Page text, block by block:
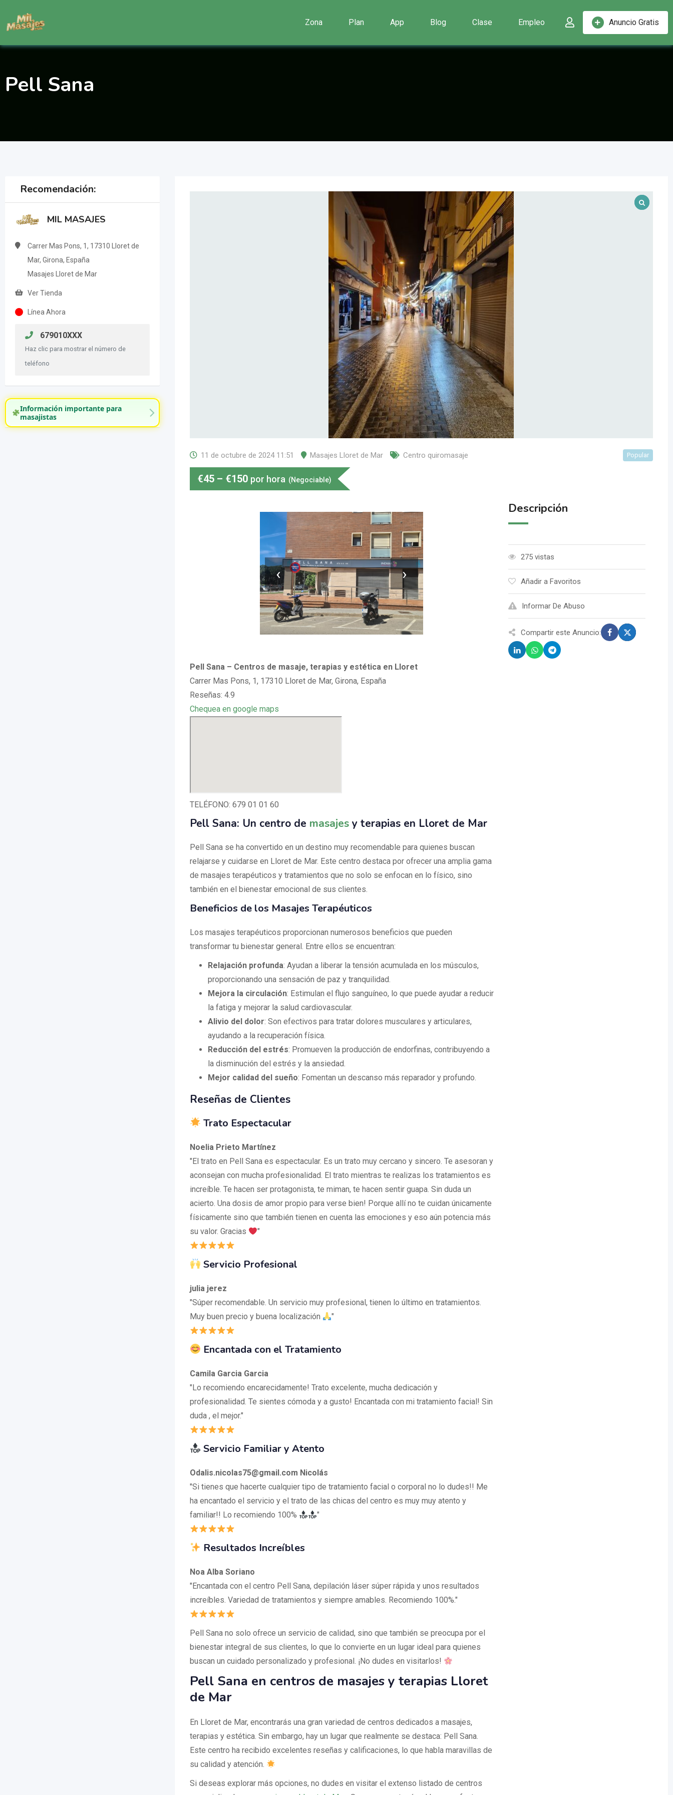
contenido
Anuncio Gratis
Zona Plan App Blog Clase Empleo
Pell Sana
Recomendación:
MIL MASAJES
Carrer Mas Pons, 1, 17310 Lloret de
Mar, Girona, España
Masajes Lloret de Mar
Ver Tienda
Línea Ahora
679010XXX
Haz clic para mostrar el número de
teléfono
Información importante para
masajistas
11 de octubre de 2024 11:51 Masajes Lloret de Mar Centro quiromasaje Popular
€45 – €150 por hora (Negociable)
‹ ›
Pell Sana – Centros de masaje, terapias y estética en Lloret
Carrer Mas Pons, 1, 17310 Lloret de Mar, Girona, España
Reseñas: 4.9
Chequea en google maps
TELÉFONO: 679 01 01 60
Pell Sana: Un centro de masajesy terapias en Lloret de Mar
Pell Sana se ha convertido en un destino muy recomendable para quienes buscan
relajarse y cuidarse en Lloret de Mar. Este centro destaca por ofrecer una amplia gama
de masajes terapéuticos y tratamientos que no solo se enfocan en lo físico, sino
también en el bienestar emocional de sus clientes.
Beneficios de los Masajes Terapéuticos
Los masajes terapéuticos proporcionan numerosos beneficios que pueden
transformar tu bienestar general. Entre ellos se encuentran:
Relajación profunda: Ayudan a liberar la tensión acumulada en los músculos,
proporcionando una sensación de paz y tranquilidad.
Mejora la circulación: Estimulan el flujo sanguíneo, lo que puede ayudar a reducir
la fatiga y mejorar la salud cardiovascular.
Alivio del dolor: Son efectivos para tratar dolores musculares y articulares,
ayudando a la recuperación física.
Reducción del estrés: Promueven la producción de endorfinas, contribuyendo a
la disminución del estrés y la ansiedad.
Mejor calidad del sueño: Fomentan un descanso más reparador y profundo.
Reseñas de Clientes
Trato Espectacular
Noelia Prieto Martínez
"El trato en Pell Sana es espectacular. Es un trato muy cercano y sincero. Te asesoran y
aconsejan con mucha profesionalidad. El trato mientras te realizas los tratamientos es
increíble. Te hacen ser protagonista, te miman, te hacen sentir guapa. Sin duda un
acierto. Una dosis de amor propio para verse bien! Porque allí no te cuidan únicamente
físicamente sino que también tienen en cuenta las emociones y eso aún potencia más
su valor. Gracias
"
Servicio Profesional
julia jerez
"Súper recomendable. Un servicio muy profesional, tienen lo último en tratamientos.
Muy buen precio y buena localización
"
Encantada con el Tratamiento
Camila Garcia Garcia
"Lo recomiendo encarecidamente! Trato excelente, mucha dedicación y
profesionalidad. Te sientes cómoda y a gusto! Encantada con mi tratamiento facial! Sin
duda , el mejor."
Servicio Familiar y Atento
Odalis.nicolas75@gmail.com Nicolás
"Si tienes que hacerte cualquier tipo de tratamiento facial o corporal no lo dudes!! Me
ha encantado el servicio y el trato de las chicas del centro es muy muy atento y
familiar!! Lo recomiendo 100%
"
Resultados Increíbles
Noa Alba Soriano
"Encantada con el centro Pell Sana, depilación láser súper rápida y unos resultados
increíbles. Variedad de tratamientos y siempre amables. Recomiendo 100%."
Pell Sana no solo ofrece un servicio de calidad, sino que también se preocupa por el
bienestar integral de sus clientes, lo que lo convierte en un lugar ideal para quienes
buscan un cuidado personalizado y profesional. ¡No dudes en visitarlos!
Pell Sana en centros de masajes y terapias Lloret
de Mar
En Lloret de Mar, encontrarás una gran variedad de centros dedicados a masajes,
terapias y estética. Sin embargo, hay un lugar que realmente se destaca: Pell Sana.
Este centro ha recibido excelentes reseñas y calificaciones, lo que habla maravillas de
su calidad y atención.
Si deseas explorar más opciones, no dudes en visitar el extenso listado de centros
Descripción
275 vistas
Añadir a Favoritos
Informar De Abuso
Compartir este Anuncio: